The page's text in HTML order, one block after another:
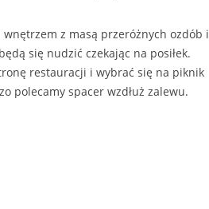
z masą przeróżnych ozdób i
się nudzić czekając na posiłek.
restauracji i wybrać się na piknik
polecamy spacer wzdłuż zalewu.